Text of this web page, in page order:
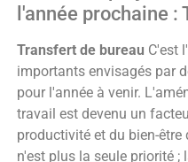
l'année prochaine
Transfert de bureau C'est
importants envisagés par
pour l'année à venir.
travail est devenu un
productivité et du bien-
n'est plus la seule priorité